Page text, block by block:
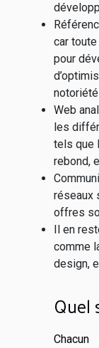
car
pour
Web
les
tels que
rebond,
réseaux
offres
Il en
comme
design,
Quel